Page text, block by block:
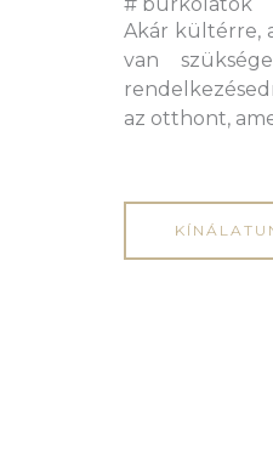
Akár kültérre,
van
az otthont,